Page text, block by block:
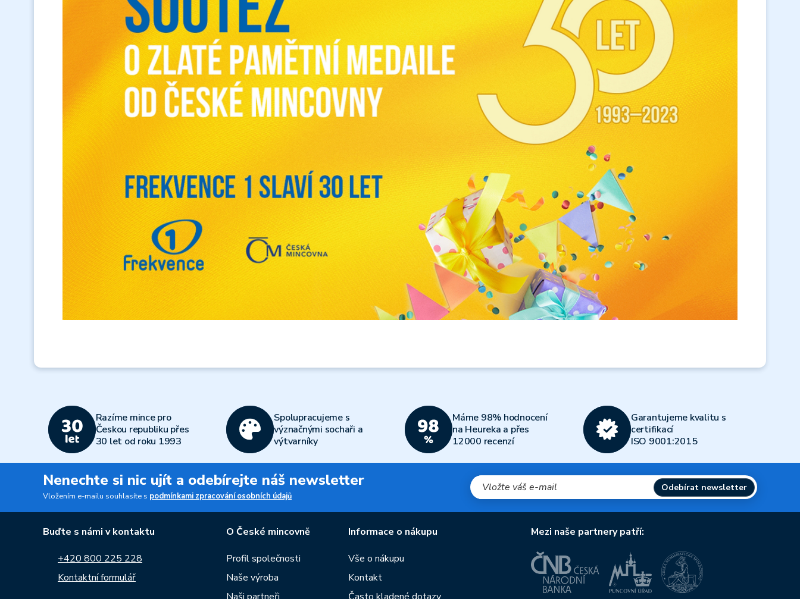
Razíme mince pro
Českou republiku přes
30 let od roku 1993
Spolupracujeme s
význačnými sochaři a
výtvarníky
Máme 98% hodnocení
na Heureka a přes
12000 recenzí
Garantujeme kvalitu s
certifikací
ISO 9001:2015
Nenechte si nic ujít a odebírejte náš newsletter
Vložením e-mailu souhlasíte s podmínkami zpracování osobních údajů
Odebírat newsletter
Buďte s námi v kontaktu
+420 800 225 228
Kontaktní formulář
O České mincovně
Profil společnosti
Naše výroba
Informace o nákupu
Vše o nákupu
Kontakt
Mezi naše partnery patří: